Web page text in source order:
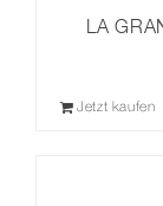
LA
Jetzt kaufen